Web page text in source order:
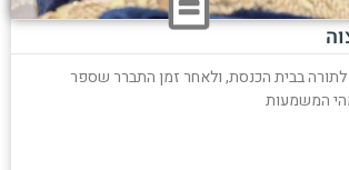
בבית הכנסת, ולאחר זמן התברר שספר
המשמעות